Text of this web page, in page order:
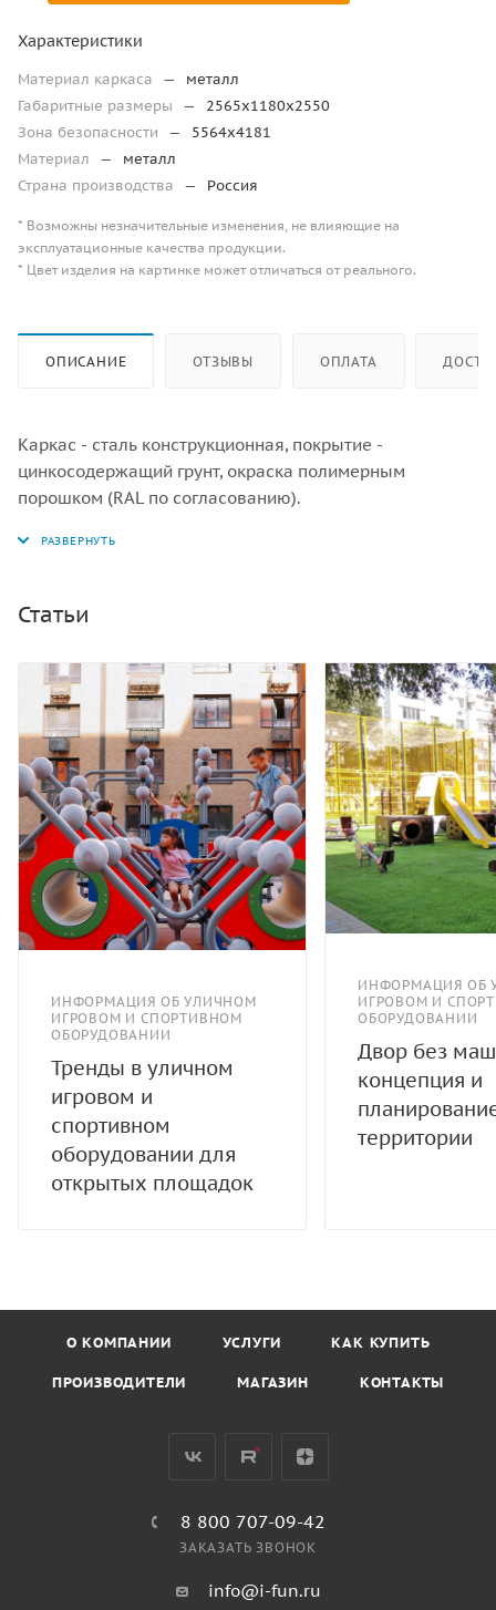
Характеристики
Материал каркаса —
металл
Габаритные размеры
—
2565х1180х2550
Зона безопасности
—
5564х4181
Материал
—
металл
Страна производства
— Россия
* Возможны незначительные изменения, не влияющие на
эксплуатационные качества продукции.
* Цвет изделия на картинке может отличаться от реального.
ОПИСАНИЕ ОТЗЫВЫ ОПЛАТА
Каркас - сталь конструкционная, покрытие -
цинкосодержащий грунт, окраска полимерным
порошком (RAL по согласованию).
Статьи
ИНФОРМАЦИЯ ОБ УЛИЧНОМ
ИГРОВОМ И СПОРТИВНОМ
ОБОРУДОВАНИИ
Тренды в уличном
игровом и
спортивном
оборудовании для
открытых площадок
ИНФОРМАЦИЯ ОБ
ИГРОВОМ И
ОБОРУДОВАНИИ
Двор без
концепция и
территории
О КОМПАНИИ УСЛУГИ КАК КУПИТЬ
ПРОИЗВОДИТЕЛИ МАГАЗИН КОНТАКТЫ
8 800 707-09-42
ЗАКАЗАТЬ ЗВОНОК
info@i-fun.ru